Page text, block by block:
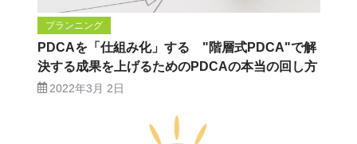
プランニング
PDCAを「仕組み化」する "階層式PDCA"で解
決する成果を上げるためのPDCAの本当の回し方
2022年3月 2日